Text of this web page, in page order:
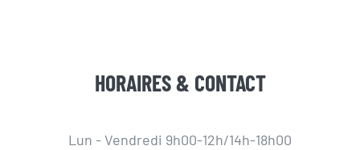
HORAIRES & CONTACT
Lun - Vendredi 9h00-12h/14h-18h00